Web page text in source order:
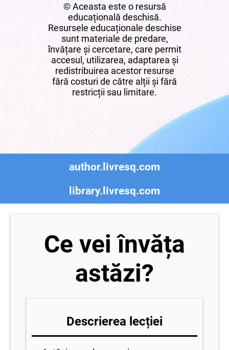
© Aceasta este o resursă
educațională deschisă.
Resursele educaționale deschise
sunt materiale de predare,
învățare și cercetare, care permit
accesul, utilizarea, adaptarea și
redistribuirea acestor resurse
fără costuri de către alții și fără
restricții sau limitare.
author.livresq.com
library.livresq.com
Ce vei învăța
astăzi?
Descrierea lecției